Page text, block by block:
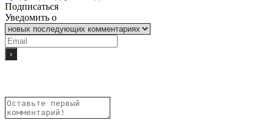
Подписаться
Уведомить о